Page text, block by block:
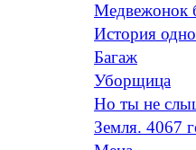
Медвежонок
История
Багаж
Уборщица
Но ты не
Земля. 4067